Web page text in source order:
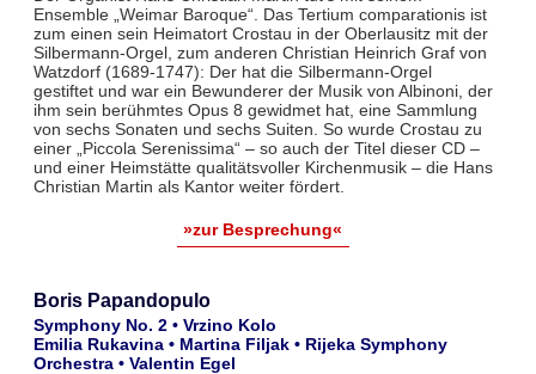
Ensemble „Weimar Baroque“. Das Tertium comparationis ist
zum einen sein Heimatort Crostau in der Oberlausitz mit der
Silbermann-Orgel, zum anderen Christian Heinrich Graf von
Watzdorf (1689-1747): Der hat die Silbermann-Orgel
gestiftet und war ein Bewunderer der Musik von Albinoni, der
ihm sein berühmtes Opus 8 gewidmet hat, eine Sammlung
von sechs Sonaten und sechs Suiten. So wurde Crostau zu
einer „Piccola Serenissima“ – so auch der Titel dieser CD –
und einer Heimstätte qualitätsvoller Kirchenmusik – die Hans
Christian Martin als Kantor weiter fördert.
»zur Besprechung«
Boris Papandopulo
Symphony No. 2 • Vrzino Kolo
Emilia Rukavina • Martina Filjak • Rijeka Symphony
Orchestra • Valentin Egel